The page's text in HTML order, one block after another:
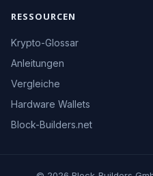
RESSOURCEN
Krypto-Glossar
Anleitungen
Vergleiche
Hardware Wallets
Block-Builders.net